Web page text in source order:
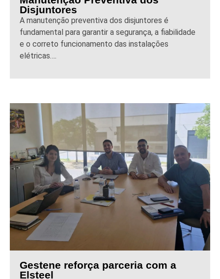
Disjuntores
A manutenção preventiva dos disjuntores é
fundamental para garantir a segurança, a fiabilidade
e o correto funcionamento das instalações
elétricas….
Gestene reforça parceria com a
Elsteel